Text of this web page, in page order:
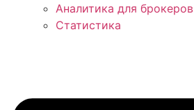
Аналитика для брокеров
Статистика